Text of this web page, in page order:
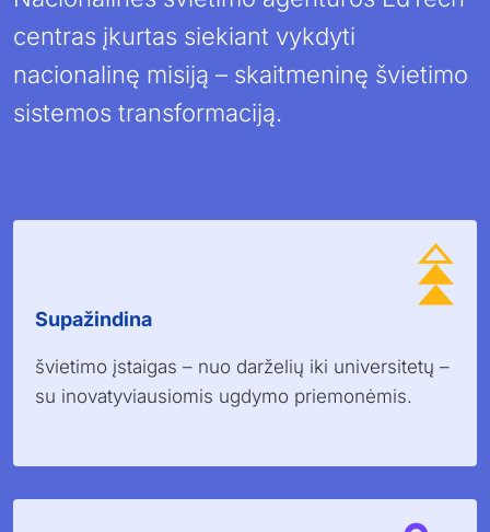
centras įkurtas siekiant vykdyti
nacionalinę misiją – skaitmeninę švietimo
sistemos transformaciją.
Supažindina
švietimo įstaigas – nuo ​​darželių iki universitetų –
su inovatyviausiomis ugdymo priemonėmis.